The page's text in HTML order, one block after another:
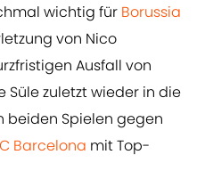
wichtig für Borussia
von Nico
Ausfall von
Süle zuletzt wieder in die
beiden Spielen gegen
Barcelona mit Top-